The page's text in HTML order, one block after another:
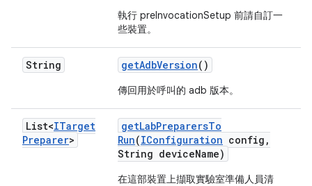
執行 preInvocationSetup 前請自訂一
些裝置。
String getAdbVersion()
傳回用於呼叫的 adb 版本。
List<ITarget
Preparer>
getLabPreparersTo
Run(IConfiguration config ,
String deviceName)
在這部裝置上擷取實驗室準備人員清